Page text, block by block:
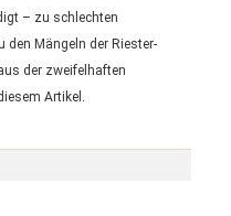
– zu schlechten
den Mängeln der Riester-
der zweifelhaften
Artikel.